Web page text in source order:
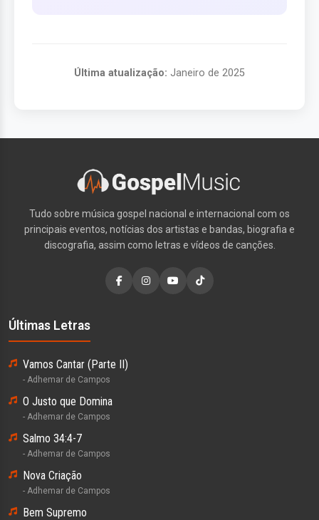
Última atualização: Janeiro de 2025
Tudo sobre música gospel nacional e internacional com os
principais eventos, notícias dos artistas e bandas, biografia e
discografia, assim como letras e vídeos de canções.
Últimas Letras
Vamos Cantar (Parte II)
- Adhemar de Campos
O Justo que Domina
- Adhemar de Campos
Salmo 34:4-7
- Adhemar de Campos
Nova Criação
- Adhemar de Campos
Bem Supremo